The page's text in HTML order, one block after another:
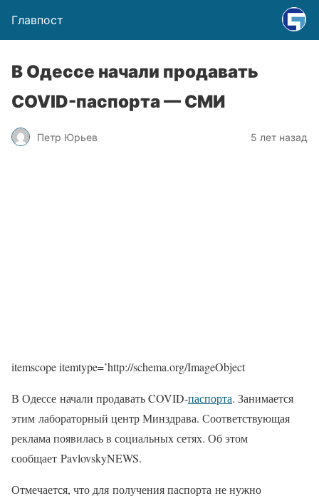
Главпост
В Одессе начали продавать
COVID-паспорта — СМИ
Петр Юрьев 5 лет назад
itemscope itemtype=’http://schema.org/ImageObject
В Одессе начали продавать COVID-паспорта. Занимается
этим лабораторный центр Минздрава. Соответствующая
реклама появилась в социальных сетях. Об этом
сообщает PavlovskyNEWS.
Отмечается, что для получения паспорта не нужно